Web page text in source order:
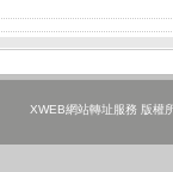
XWEB網站轉址服務 版權